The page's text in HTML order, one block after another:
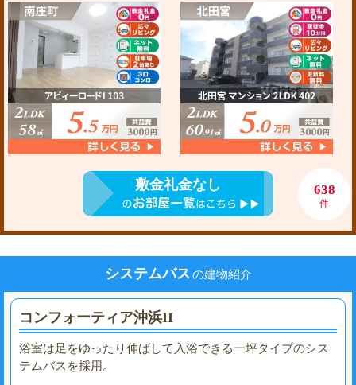
敷金礼金なし 638
件
システムバスの建物紹介
コンフォーティア沖浜II
浴室は足をゆったり伸ばして入浴できる一坪タイプのシス
テムバスを採用。